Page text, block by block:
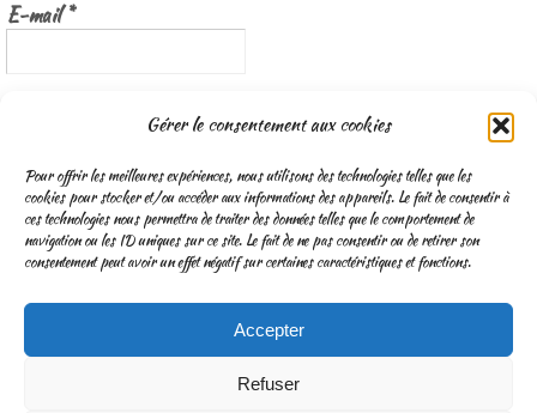
Gérer le consentement aux cookies
Pour offrir les meilleures expériences, nous utilisons des technologies telles que les
cookies pour stocker et/ou accéder aux informations des appareils. Le fait de consentir à
ces technologies nous permettra de traiter des données telles que le comportement de
navigation ou les ID uniques sur ce site. Le fait de ne pas consentir ou de retirer son
consentement peut avoir un effet négatif sur certaines caractéristiques et fonctions.
Accepter
Refuser
E-mail*
Nous gardons vos données privées et ne les partageons qu’avec les
tierces parties qui rendent ce service possible.Lisez notre politique de
confidentialité
CGV
Mentions légales & Traitement des données personnelles